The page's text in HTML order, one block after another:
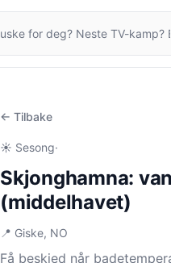
← Tilbake
☀️ Sesong·
Skjonghamna:
(middelhavet)
📍 Giske, NO
Få beskjed når